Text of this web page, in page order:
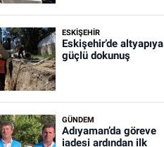
ESKIŞEHIR
Eskişehir’de altyapıya
güçlü dokunuş
GÜNDEM
Adıyaman’da göreve
iadesi ardından ilk